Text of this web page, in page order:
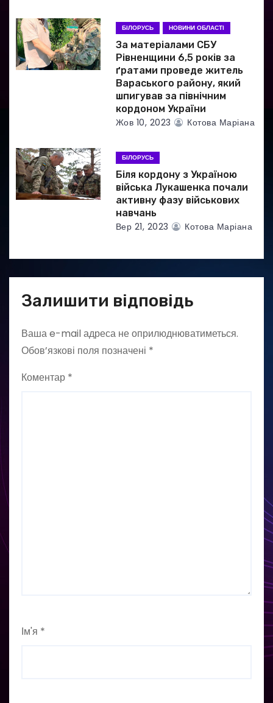
в
БІЛОРУСЬ НОВИНИ ОБЛАСТІ
За матеріалами СБУ
Рівненщини 6,5 років за
ґратами проведе житель
Вараського району, який
шпигував за північним
кордоном України
Жов 10, 2023 Котова Маріана
БІЛОРУСЬ
Біля кордону з Україною
війська Лукашенка почали
активну фазу військових
навчань
Вер 21, 2023 Котова Маріана
Залишити відповідь
Ваша e-mail адреса не оприлюднюватиметься.
Обов’язкові поля позначені *
Коментар *
Ім'я *